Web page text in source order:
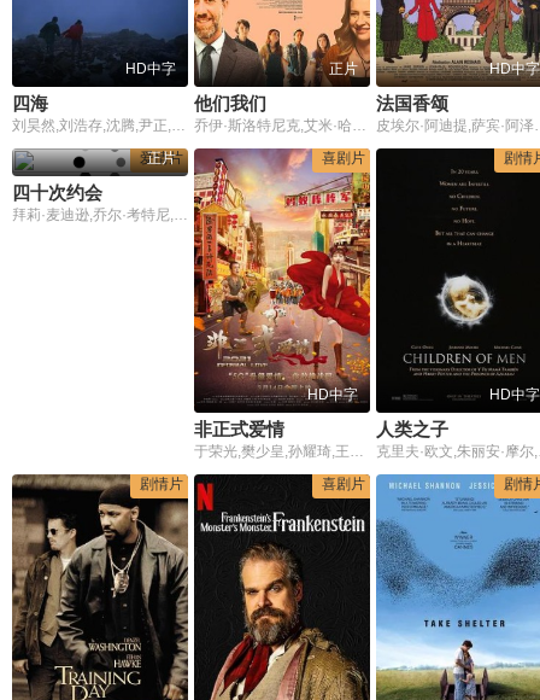
HD中字
四海
刘昊然,刘浩存,沈腾,尹正,乔杉,周奇,张宥浩,冯绍峰,黄晓明,王彦霖,陈小春,吴彦姝,万梓良,赵子琪
正片
他们我们
乔伊·斯洛特尼克,艾米·哈格里夫斯
HD中字
法国香颂
皮埃尔·阿迪提,萨宾·
爱情片
正片
四十次约会
拜莉·麦迪逊,乔尔·考特尼,安妮·波茨,埃里克·尼尔森
喜剧片
HD中字
非正式爱情
于荣光,樊少皇,孙耀琦,王岗,太子,吴珏瑾,吴春怡,孙玮,乐思宏,秦汉擂
剧情
HD中字
人类之子
克里夫·
剧情片
喜剧片 剧情